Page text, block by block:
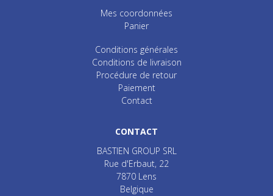
Mes coordonnées
Panier
Conditions générales
Conditions de livraison
Procédure de retour
Paiement
Contact
CONTACT
BASTIEN GROUP SRL
Rue d'Erbaut, 22
7870 Lens
Belgique